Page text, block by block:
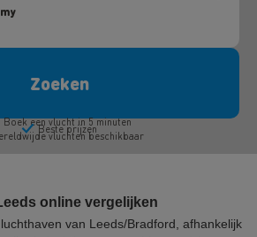
online vergelijken
van Leeds/Bradford, afhankelijk